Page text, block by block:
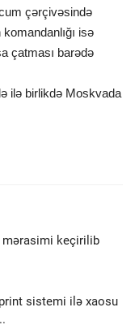
çərçivəsində
isə
çatması barədə
ilə birlikdə Moskvada
mərasimi keçirilib
sistemi ilə xaosu